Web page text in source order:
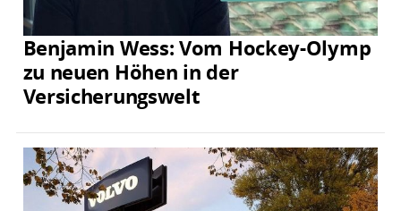
Benjamin Wess: Vom Hockey-Olymp
zu neuen Höhen in der
Versicherungswelt